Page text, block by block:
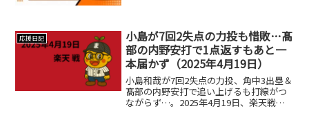
応援日記
小島が7回2失点の力投も惜敗…髙
部の内野安打で1点返すもあと一
本届かず（2025年4月19日）
小島和哉が7回2失点の力投、角中3出塁＆
髙部の内野安打で追い上げるも打線がつ
ながらず…。2025年4月19日、楽天戦は1-